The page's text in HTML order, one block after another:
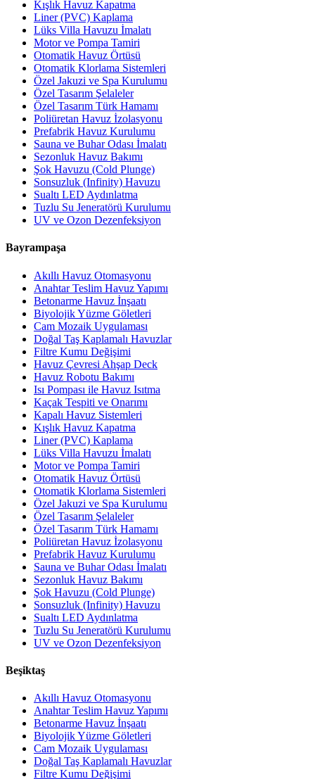
Kışlık Havuz Kapatma
Liner (PVC) Kaplama
Lüks Villa Havuzu İmalatı
Motor ve Pompa Tamiri
Otomatik Havuz Örtüsü
Otomatik Klorlama Sistemleri
Özel Jakuzi ve Spa Kurulumu
Özel Tasarım Şelaleler
Özel Tasarım Türk Hamamı
Poliüretan Havuz İzolasyonu
Prefabrik Havuz Kurulumu
Sauna ve Buhar Odası İmalatı
Sezonluk Havuz Bakımı
Şok Havuzu (Cold Plunge)
Sonsuzluk (Infinity) Havuzu
Sualtı LED Aydınlatma
Tuzlu Su Jeneratörü Kurulumu
UV ve Ozon Dezenfeksiyon
Bayrampaşa
Akıllı Havuz Otomasyonu
Anahtar Teslim Havuz Yapımı
Betonarme Havuz İnşaatı
Biyolojik Yüzme Göletleri
Cam Mozaik Uygulaması
Doğal Taş Kaplamalı Havuzlar
Filtre Kumu Değişimi
Havuz Çevresi Ahşap Deck
Havuz Robotu Bakımı
Isı Pompası ile Havuz Isıtma
Kaçak Tespiti ve Onarımı
Kapalı Havuz Sistemleri
Kışlık Havuz Kapatma
Liner (PVC) Kaplama
Lüks Villa Havuzu İmalatı
Motor ve Pompa Tamiri
Otomatik Havuz Örtüsü
Otomatik Klorlama Sistemleri
Özel Jakuzi ve Spa Kurulumu
Özel Tasarım Şelaleler
Özel Tasarım Türk Hamamı
Poliüretan Havuz İzolasyonu
Prefabrik Havuz Kurulumu
Sauna ve Buhar Odası İmalatı
Sezonluk Havuz Bakımı
Şok Havuzu (Cold Plunge)
Sonsuzluk (Infinity) Havuzu
Sualtı LED Aydınlatma
Tuzlu Su Jeneratörü Kurulumu
UV ve Ozon Dezenfeksiyon
Beşiktaş
Akıllı Havuz Otomasyonu
Anahtar Teslim Havuz Yapımı
Betonarme Havuz İnşaatı
Biyolojik Yüzme Göletleri
Cam Mozaik Uygulaması
Doğal Taş Kaplamalı Havuzlar
Filtre Kumu Değişimi